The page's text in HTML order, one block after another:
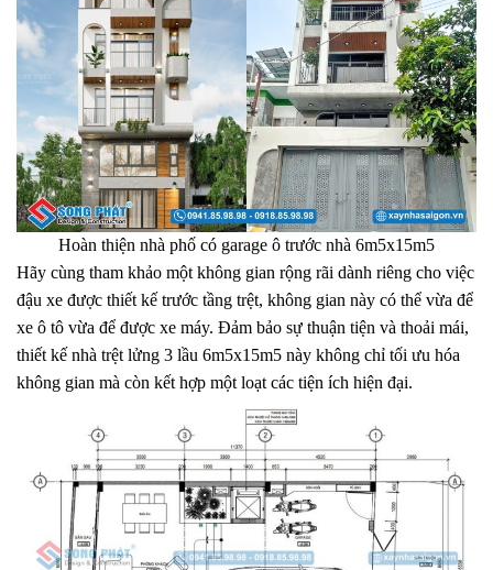
Hoàn thiện nhà phố có garage ô trước nhà 6m5x15m5
Hãy cùng tham khảo một không gian rộng rãi dành riêng cho việc
đậu xe được thiết kế trước tầng trệt, không gian này có thể vừa để
xe ô tô vừa để được xe máy. Đảm bảo sự thuận tiện và thoải mái,
thiết kế nhà trệt lửng 3 lầu 6m5x15m5 này không chỉ tối ưu hóa
không gian mà còn kết hợp một loạt các tiện ích hiện đại.